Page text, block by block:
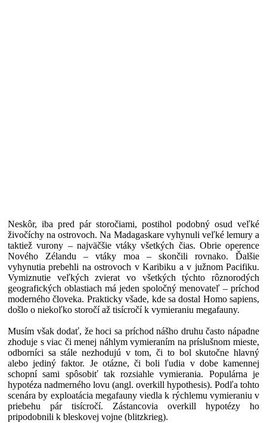
Neskôr, iba pred pár storočiami, postihol podobný osud veľké
živočíchy na ostrovoch. Na Madagaskare vyhynuli veľké lemury a
taktiež vurony – najväčšie vtáky všetkých čias. Obrie operence
Nového Zélandu – vtáky moa – skončili rovnako. Ďalšie
vyhynutia prebehli na ostrovoch v Karibiku a v južnom Pacifiku.
Vymiznutie veľkých zvierat vo všetkých týchto rôznorodých
geografických oblastiach má jeden spoločný menovateľ – príchod
moderného človeka. Prakticky všade, kde sa dostal Homo sapiens,
došlo o niekoľko storočí až tisícročí k vymieraniu megafauny.
Musím však dodať, že hoci sa príchod nášho druhu často nápadne
zhoduje s viac či menej náhlym vymieraním na príslušnom mieste,
odborníci sa stále nezhodujú v tom, či to bol skutočne hlavný
alebo jediný faktor. Je otázne, či boli ľudia v dobe kamennej
schopní sami spôsobiť tak rozsiahle vymierania. Populárna je
hypotéza nadmerného lovu (angl. overkill hypothesis). Podľa tohto
scenára by exploatácia megafauny viedla k rýchlemu vymieraniu v
priebehu pár tisícročí. Zástancovia overkill hypotézy ho
pripodobnili k bleskovej vojne (blitzkrieg).